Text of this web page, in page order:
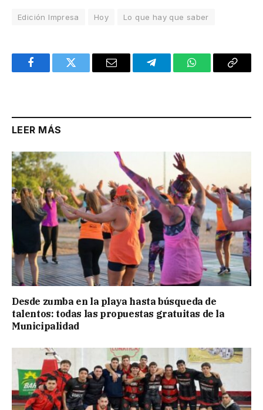
Edición Impresa Hoy Lo que hay que saber
FacebookTwitter Email TelegramWhatsAppCopy
LEER MÁS
Desde zumba en la playa hasta búsqueda de
talentos: todas las propuestas gratuitas de la
Municipalidad